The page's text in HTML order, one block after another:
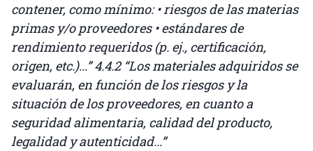
contener, como mínimo: • riesgos de las materias
primas y/o proveedores • estándares de
rendimiento requeridos (p. ej., certificación,
origen, etc.)...” 4.4.2 “Los materiales adquiridos se
evaluarán, en función de los riesgos y la
situación de los proveedores, en cuanto a
seguridad alimentaria, calidad del producto,
legalidad y autenticidad...”